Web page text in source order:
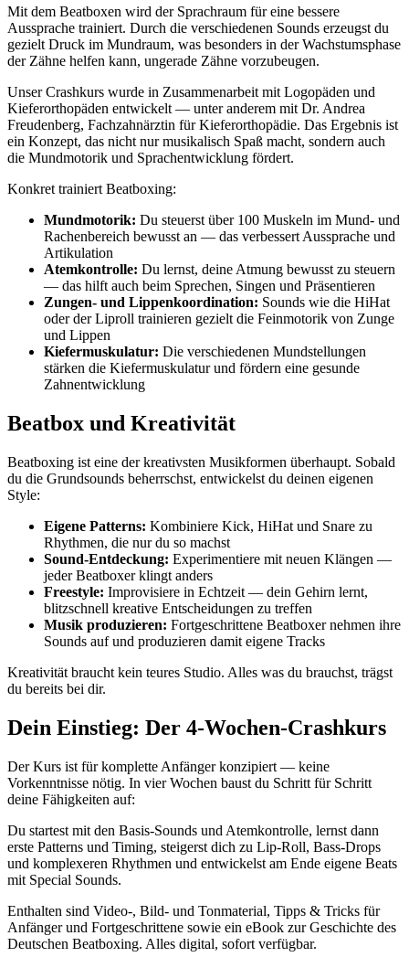
Mit dem Beatboxen wird der Sprachraum für eine bessere
Aussprache trainiert. Durch die verschiedenen Sounds erzeugst du
gezielt Druck im Mundraum, was besonders in der Wachstumsphase
der Zähne helfen kann, ungerade Zähne vorzubeugen.
Unser Crashkurs wurde in Zusammenarbeit mit Logopäden und
Kieferorthopäden entwickelt — unter anderem mit Dr. Andrea
Freudenberg, Fachzahnärztin für Kieferorthopädie. Das Ergebnis ist
ein Konzept, das nicht nur musikalisch Spaß macht, sondern auch
die Mundmotorik und Sprachentwicklung fördert.
Konkret trainiert Beatboxing:
Mundmotorik: Du steuerst über 100 Muskeln im Mund- und
Rachenbereich bewusst an — das verbessert Aussprache und
Artikulation
Atemkontrolle: Du lernst, deine Atmung bewusst zu steuern
— das hilft auch beim Sprechen, Singen und Präsentieren
Zungen- und Lippenkoordination: Sounds wie die HiHat
oder der Liproll trainieren gezielt die Feinmotorik von Zunge
und Lippen
Kiefermuskulatur: Die verschiedenen Mundstellungen
stärken die Kiefermuskulatur und fördern eine gesunde
Zahnentwicklung
Beatbox und Kreativität
Beatboxing ist eine der kreativsten Musikformen überhaupt. Sobald
du die Grundsounds beherrschst, entwickelst du deinen eigenen
Style:
Eigene Patterns: Kombiniere Kick, HiHat und Snare zu
Rhythmen, die nur du so machst
Sound-Entdeckung: Experimentiere mit neuen Klängen —
jeder Beatboxer klingt anders
Freestyle: Improvisiere in Echtzeit — dein Gehirn lernt,
blitzschnell kreative Entscheidungen zu treffen
Musik produzieren: Fortgeschrittene Beatboxer nehmen ihre
Sounds auf und produzieren damit eigene Tracks
Kreativität braucht kein teures Studio. Alles was du brauchst, trägst
du bereits bei dir.
Dein Einstieg: Der 4-Wochen-Crashkurs
Der Kurs ist für komplette Anfänger konzipiert — keine
Vorkenntnisse nötig. In vier Wochen baust du Schritt für Schritt
deine Fähigkeiten auf:
Du startest mit den Basis-Sounds und Atemkontrolle, lernst dann
erste Patterns und Timing, steigerst dich zu Lip-Roll, Bass-Drops
und komplexeren Rhythmen und entwickelst am Ende eigene Beats
mit Special Sounds.
Enthalten sind Video-, Bild- und Tonmaterial, Tipps & Tricks für
Anfänger und Fortgeschrittene sowie ein eBook zur Geschichte des
Deutschen Beatboxing. Alles digital, sofort verfügbar.